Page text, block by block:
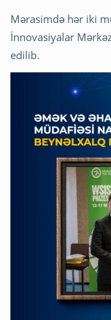
Mərasimdə hər iki
İnnovasiyalar
edilib.